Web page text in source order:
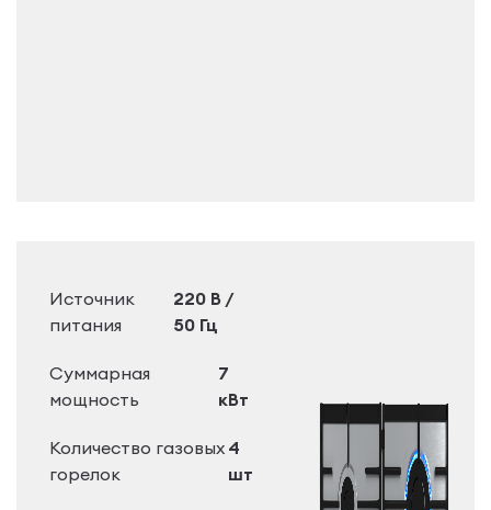
Источник
питания
220 В /
50 Гц
Суммарная
мощность
7
кВт
Количество газовых
горелок
4
шт